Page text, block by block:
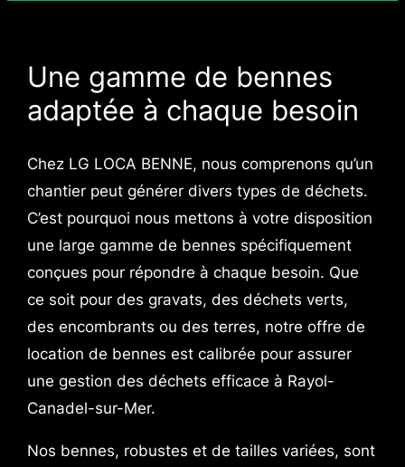
Une gamme de bennes
adaptée à chaque besoin
Chez LG LOCA BENNE, nous comprenons qu’un
chantier peut générer divers types de déchets.
C’est pourquoi nous mettons à votre disposition
une large gamme de bennes spécifiquement
conçues pour répondre à chaque besoin. Que
ce soit pour des gravats, des déchets verts,
des encombrants ou des terres, notre offre de
location de bennes est calibrée pour assurer
une gestion des déchets efficace à Rayol-
Canadel-sur-Mer.
Nos bennes, robustes et de tailles variées, sont